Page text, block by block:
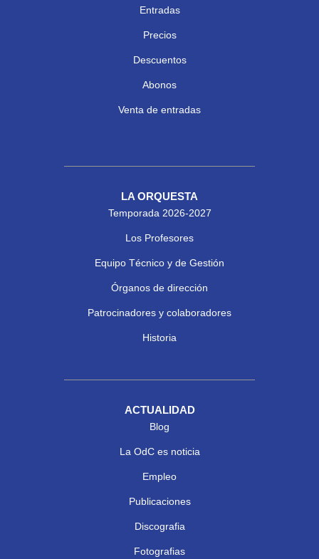
Entradas
Precios
Descuentos
Abonos
Venta de entradas
LA ORQUESTA
Temporada 2026-2027
Los Profesores
Equipo Técnico y de Gestión
Órganos de dirección
Patrocinadores y colaboradores
Historia
ACTUALIDAD
Blog
La OdC es noticia
Empleo
Publicaciones
Discografia
Fotografias